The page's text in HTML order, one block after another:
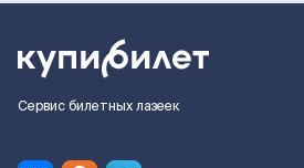
Сервис билетных лазеек